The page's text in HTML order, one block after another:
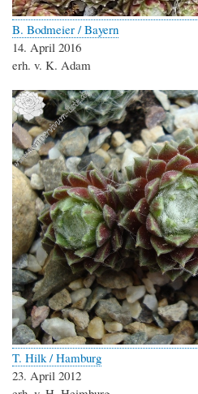
B. Bodmeier / Bayern
14. April 2016
erh. v. K. Adam
T. Hilk / Hamburg
23. April 2012